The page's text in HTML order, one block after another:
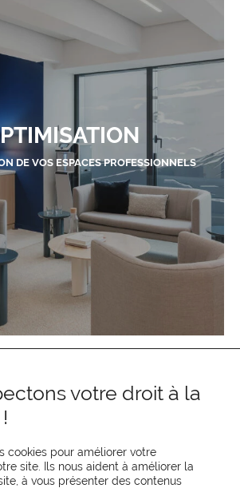
DE VOS ESPACES PROFESSIONNELS
votre droit à la
cookies pour améliorer votre
site. Ils nous aident à améliorer la
à vous présenter des contenus